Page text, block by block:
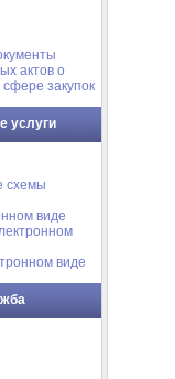
актов о
закупок
услуги
схемы
виде
виде